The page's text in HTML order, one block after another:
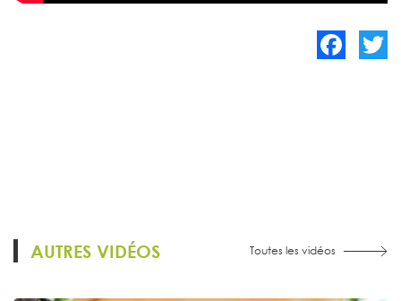
AUTRES VIDÉOS Toutes les vidéos